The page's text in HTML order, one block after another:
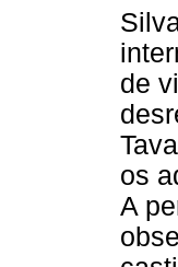
de
os
A